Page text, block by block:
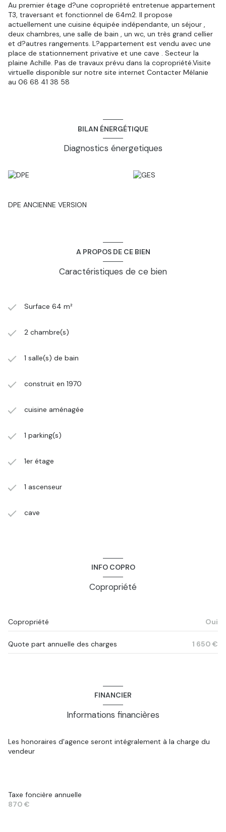
Au premier étage d?une copropriété entretenue appartement
T3, traversant et fonctionnel de 64m2. Il propose
actuellement une cuisine équipée indépendante, un séjour ,
deux chambres, une salle de bain , un wc, un très grand cellier
et d?autres rangements. L?appartement est vendu avec une
place de stationnement privative et une cave . Secteur la
plaine Achille. Pas de travaux prévu dans la copropriété.Visite
virtuelle disponible sur notre site internet Contacter Mélanie
au 06 68 41 38 58
BILAN ÉNERGÉTIQUE
Diagnostics énergetiques
DPE ANCIENNE VERSION
A PROPOS DE CE BIEN
Caractéristiques de ce bien
Surface 64 m²
2 chambre(s)
1 salle(s) de bain
construit en 1970
cuisine aménagée
1 parking(s)
1er étage
1 ascenseur
cave
INFO COPRO
Copropriété
Copropriété Oui
Quote part annuelle des charges 1 650 €
FINANCIER
Informations financières
Les honoraires d'agence seront intégralement à la charge du
vendeur
Taxe foncière annuelle
870 €